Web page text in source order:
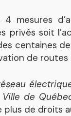
mesures
privés soit
centaines
de routes
de
de droits